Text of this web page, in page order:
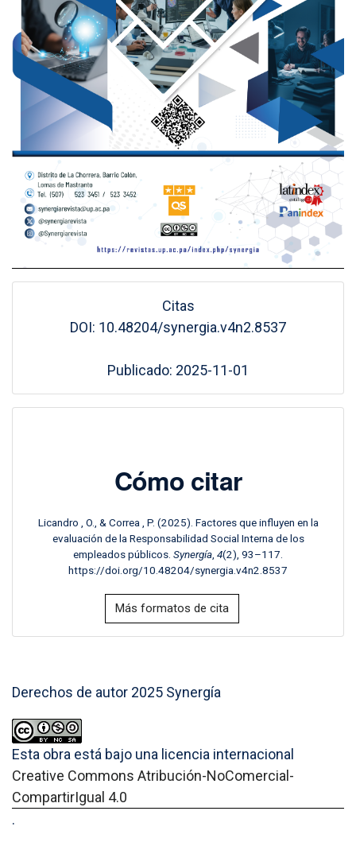
Citas
DOI: 10.48204/synergia.v4n2.8537
Publicado: 2025-11-01
Cómo citar
Licandro , O., & Correa , P. (2025). Factores que influyen en la
evaluación de la Responsabilidad Social Interna de los
empleados públicos. Synergía 4(2), 93–117.
https://doi.org/10.48204/synergia.v4n2.8537
Más formatos de cita
Derechos de autor 2025 Synergía
Esta obra está bajo una licencia internacional
Creative Commons Atribución-NoComercial-
CompartirIgual 4.0
.